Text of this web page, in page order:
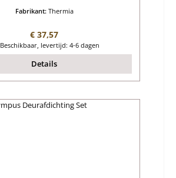
Fabrikant: Thermia
Normale prijs:
€ 37,57
Beschikbaar, levertijd: 4-6 dagen
Details